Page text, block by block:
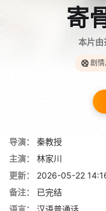
寄
本片
剧情
导演：
秦教授
主演：
林家川
更新：
2026-05-22
备注：
已完结
语言：
汉语普通话